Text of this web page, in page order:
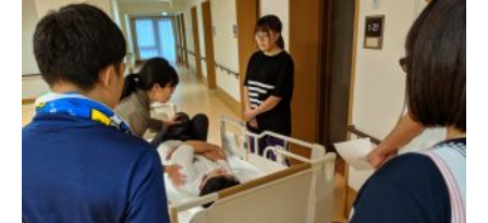
祉
法
人